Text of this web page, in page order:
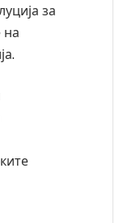
за
на